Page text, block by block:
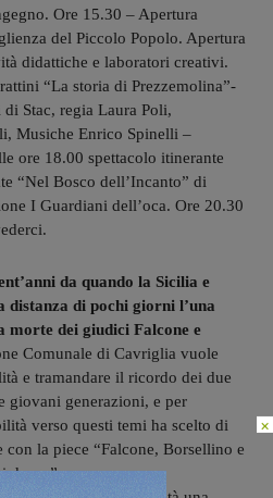
Ore 15.30 – Apertura
del Piccolo Popolo. Apertura
didattiche e laboratori creativi.
“La storia di Prezzemolina”-
Stac, regia Laura Poli,
Musiche Enrico Spinelli –
ore 18.00 spettacolo itinerante
“Nel Bosco dell’Incanto” di
I Guardiani dell’oca. Ore 20.30
da quando la Sicilia e
distanza di pochi giorni l’una
morte dei giudici Falcone e
Comunale di Cavriglia vuole
e tramandare il ricordo dei due
giovani generazioni, e per
verso questi temi ha scelto di
con la piece “Falcone, Borsellino e
dopo.”
×